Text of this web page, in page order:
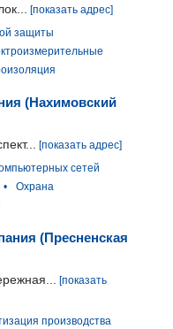
[показать адрес]
защиты
(Нахимовский
[показать адрес]
сетей
•
Охрана
(Пресненская
[показать
производства